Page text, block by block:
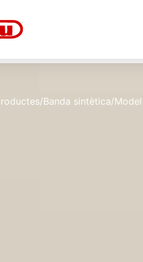
/Banda sintètica/